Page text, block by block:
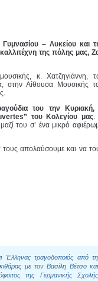
– Λυκείου και
της πόλης μας,
κ. Χατζηγιάννη,
στην Αίθουσα Μουσικής
του την
του Κολεγίου μας.
του σ’ ένα μικρό
τους απολαύσουμε και να
Έλληνας τραγοδοποιός από τη
με τον Βασίλη Βέτσο και
της Γερμανικής Σχολής